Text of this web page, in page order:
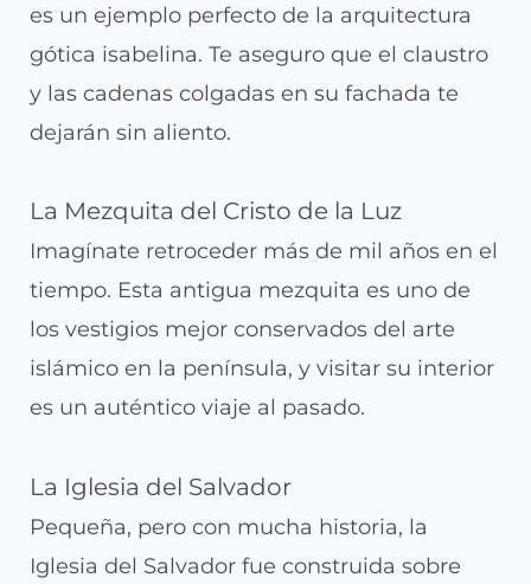
es un ejemplo perfecto de la arquitectura
gótica isabelina. Te aseguro que el claustro
y las cadenas colgadas en su fachada te
dejarán sin aliento.
La Mezquita del Cristo de la Luz
Imagínate retroceder más de mil años en el
tiempo. Esta antigua mezquita es uno de
los vestigios mejor conservados del arte
islámico en la península, y visitar su interior
es un auténtico viaje al pasado.
La Iglesia del Salvador
Pequeña, pero con mucha historia, la
Iglesia del Salvador fue construida sobre